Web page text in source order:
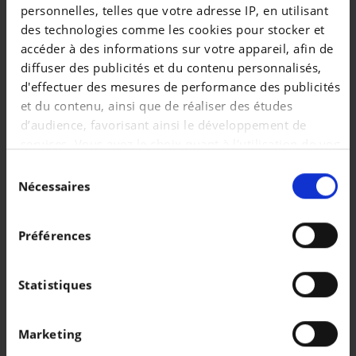
personnelles, telles que votre adresse IP, en utilisant
des technologies comme les cookies pour stocker et
accéder à des informations sur votre appareil, afin de
diffuser des publicités et du contenu personnalisés,
d'effectuer des mesures de performance des publicités
et du contenu, ainsi que de réaliser des études
d’audience, favorisant ainsi le développement de
services. Vous avez le choix quant à l'utilisation de vos
retirer votre consentement à tout moment en
consultant la Déclaration relative aux cookies ou en
Collecter des informations sur votre localisation
géographique qui peuvent être précises à plusieurs
Identifier votre appareil en l'analysant
duNécessaires
Préférences
Statistiques
Marketing
VOLKSWAGEN TAIGO
Taigo 1.0 TSI R-Line Business OPF DSG
VOLKSWAGEN T-ROC
T-Roc 1.0 TSI Life Business